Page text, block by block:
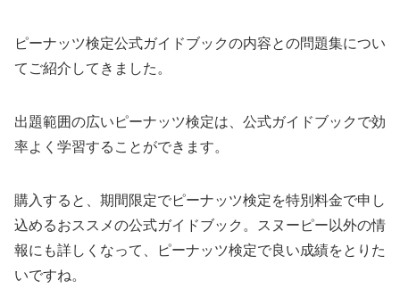
ピーナッツ検定公式ガイドブックの内容との問題集につい
てご紹介してきました。
出題範囲の広いピーナッツ検定は、公式ガイドブックで効
率よく学習することができます。
購入すると、期間限定でピーナッツ検定を特別料金で申し
込めるおススメの公式ガイドブック。スヌーピー以外の情
報にも詳しくなって、ピーナッツ検定で良い成績をとりた
いですね。